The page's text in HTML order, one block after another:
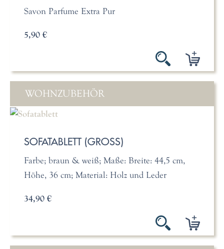
Savon Parfume Extra Pur
5,90 €
WOHNZUBEHÖR
SOFATABLETT (GROSS)
Farbe; braun & weiß; Maße: Breite: 44,5 cm,
Höhe, 36 cm; Material: Holz und Leder
34,90 €